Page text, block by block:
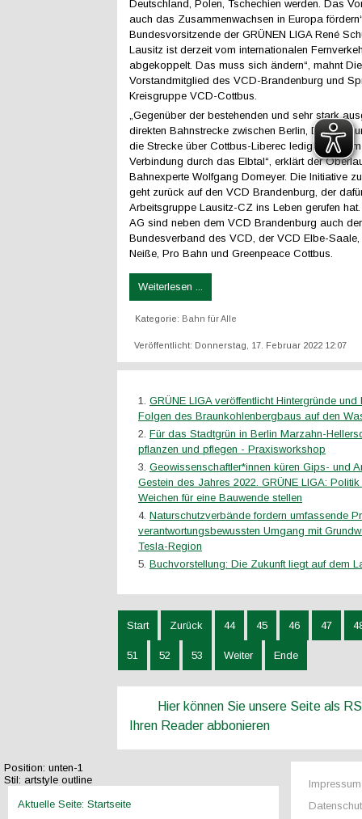
Deutschland, Polen, Tschechien werden. Das
auch das Zusammenwachsen in Europa
Bundesvorsitzende der GRÜNEN LIGA René
Lausitz ist derzeit vom internationalen
abgekoppelt. Das muss sich ändern“, mahnt
Vorstandmitglied des VCD-Brandenburg und
Kreisgruppe VCD-Cottbus.
„Gegenüber der bestehenden und sehr stark
direkten Bahnstrecke zwischen Berlin, Dresden
die Strecke über Cottbus-Liberec lediglich 27
Verbindung durch das Elbtal“, erklärt der
Bahnexperte Wolfgang Domeyer. Die Initiative
geht zurück auf den VCD Brandenburg, der
Arbeitsgruppe Lausitz-CZ ins Leben gerufen
AG sind neben dem VCD Brandenburg auch der
Bundesverband des VCD, der VCD Elbe-
Neiße, Pro Bahn und Greenpeace Cottbus.
Weiterlesen ...
Kategorie: Bahn für Alle
Veröffentlicht: Donnerstag, 17. Februar 2022 12:07
GRÜNE LIGA veröffentlicht Hintergründe
Folgen des Braunkohlenbergbaus auf den
Für das Stadtgrün in Berlin Marzahn-
pflanzen und pflegen - Praxisworkshop
Geowissenschaftler*innen küren Gips- und
Gestein des Jahres 2022. GRÜNE LIGA:
Weichen für eine Bauwende stellen
Naturschutzverbände fordern umfassende
verantwortungsbewussten Umgang mit
Tesla-Region
Buchvorstellung: Die Zukunft liegt auf dem
Start Zurück 44 45 46 47
51 52 53 Weiter Ende
Hier können Sie unsere Seite als
Ihren Reader abbonieren
Position: unten-1
Stil: artstyle outline
Aktuelle Seite: Startseite
Impressum